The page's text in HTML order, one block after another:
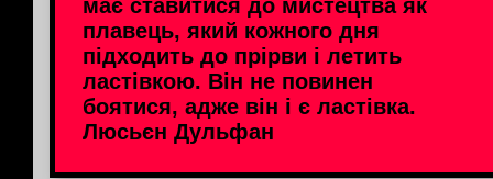
має ставитися до мистецтва як
плавець, який кожного дня
підходить до прірви і летить
ластівкою. Він не повинен
боятися, адже він і є ластівка.
Люсьєн Дульфан